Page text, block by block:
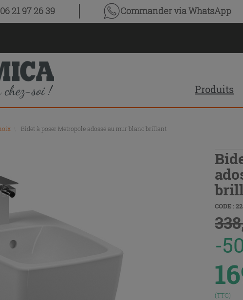
21 97 26 39 Commander via WhatsApp
Produits
Bidet à poser Metropole adossé au mur blanc brillant
CODE :
-
(TTC)